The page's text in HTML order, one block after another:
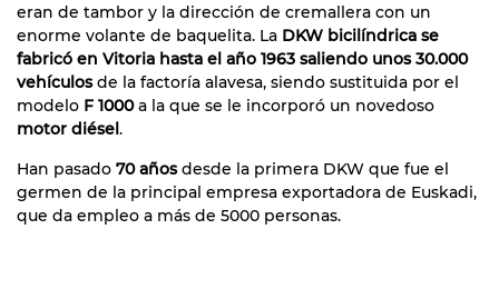
eran de tambor y la dirección de cremallera con un
enorme volante de baquelita. La DKW bicilíndrica se
fabricó en Vitoria hasta el año 1963 saliendo unos 30.000
vehículosde la factoría alavesa, siendo sustituida por el
modelo F 1000a la que se le incorporó un novedoso
motor diésel.
Han pasado 70 añosdesde la primera DKW que fue el
germen de la principal empresa exportadora de Euskadi,
que da empleo a más de 5000 personas.